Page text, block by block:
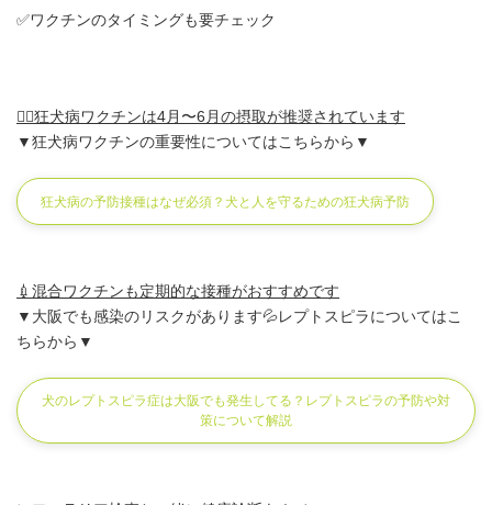
✅ワクチンのタイミングも要チェック
🙋‍♀️狂犬病ワクチンは4月〜6月の摂取が推奨されています
▼狂犬病ワクチンの重要性についてはこちらから▼
狂犬病の予防接種はなぜ必須？犬と人を守るための狂犬病予防
💉混合ワクチンも定期的な接種がおすすめです
▼大阪でも感染のリスクがあります💦レプトスピラについてはこ
ちらから▼
犬のレプトスピラ症は大阪でも発生してる？レプトスピラの予防や対
策について解説